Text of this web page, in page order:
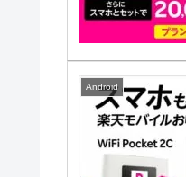
Android